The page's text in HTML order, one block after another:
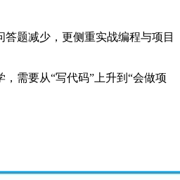
答题减少，更侧重实战编程与项目
需要从“写代码”上升到“会做项